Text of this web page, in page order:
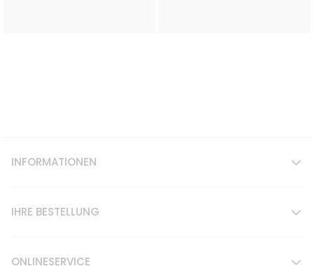
INFORMATIONEN
IHRE BESTELLUNG
ONLINESERVICE